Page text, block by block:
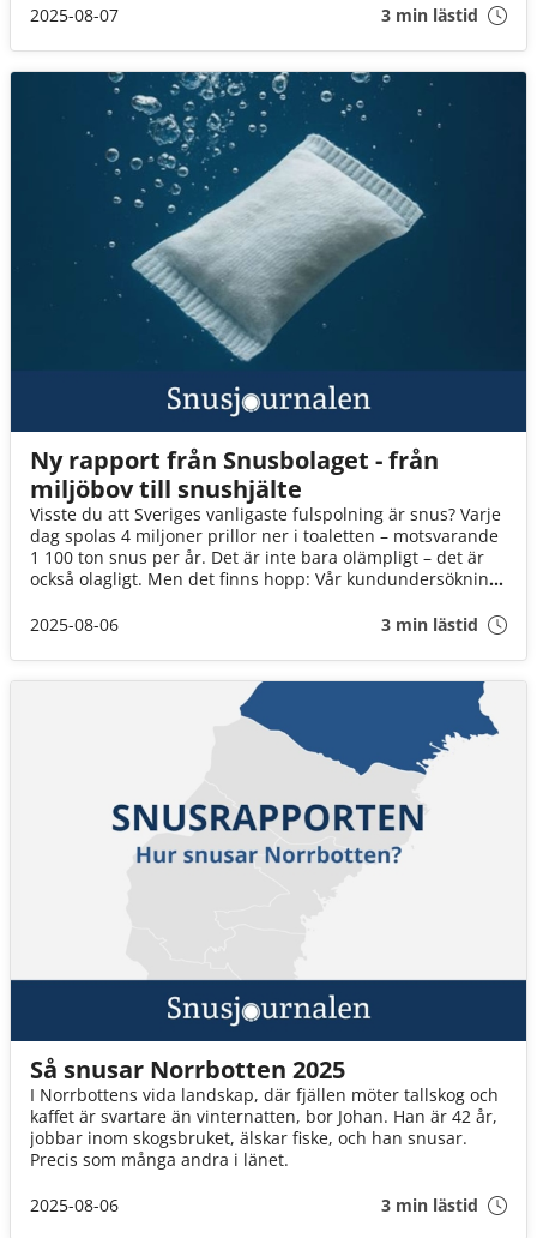
Här reder vi ut vad Tullverket faktiskt säger och vad
2025-08-07 3 min lästid
Ny rapport från Snusbolaget - från
miljöbov till snushjälte
Visste du att Sveriges vanligaste fulspolning är snus? Varje
dag spolas 4 miljoner prillor ner i toaletten – motsvarande
1 100 ton snus per år. Det är inte bara olämpligt – det är
också olagligt. Men det finns hopp: Vår kundundersökning
ändra sitt beteende. Och varje enskild prilla gör skillnad.
2025-08-06 3 min lästid
Så snusar Norrbotten 2025
I Norrbottens vida landskap, där fjällen möter tallskog och
kaffet är svartare än vinternatten, bor Johan. Han är 42 år,
jobbar inom skogsbruket, älskar fiske, och han snusar.
Precis som många andra i länet.
2025-08-06
3 min lästid